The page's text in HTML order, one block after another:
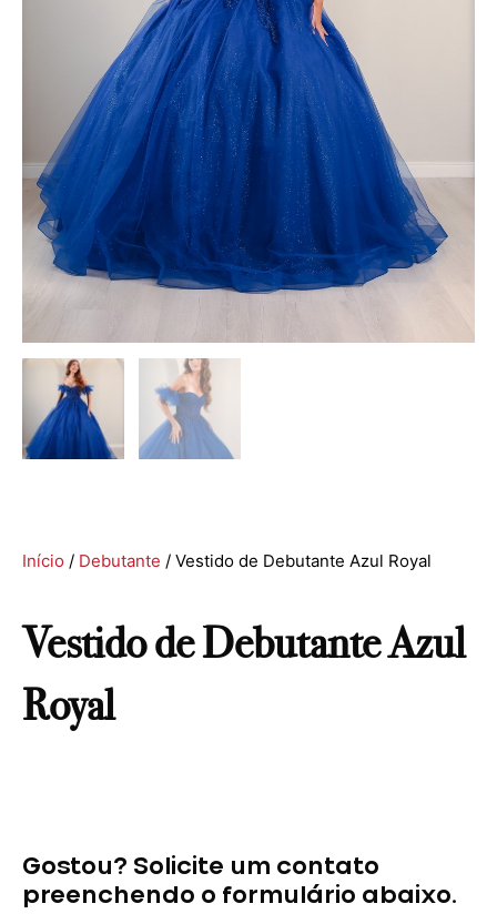
Início / Debutante / Vestido de Debutante Azul Royal
Vestido de Debutante Azul
Royal
Azul
Royal
Gostou? Solicite um contato
preenchendo o formulário abaixo.